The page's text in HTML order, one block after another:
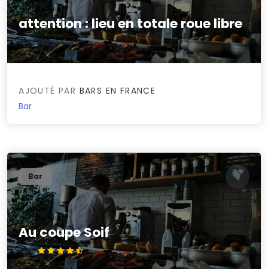
attention : lieu en totale roue libre
0/5
AJOUTÉ PAR BARS EN FRANCE
Bar
Au coupe Soif
4.6/5
Bar